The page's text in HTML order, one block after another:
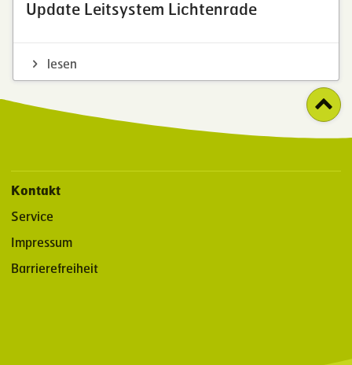
Update Leitsystem Lichtenrade
lesen
Kontakt
Service
Impressum
Barrierefreiheit